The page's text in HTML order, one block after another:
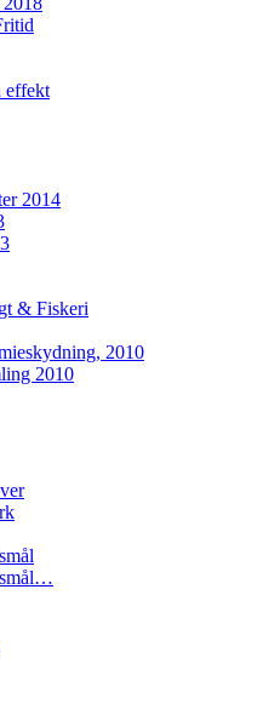
effekt
2014
& Fiskeri
2010
2010